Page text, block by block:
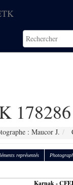
178286
: Maucor J.
représentés